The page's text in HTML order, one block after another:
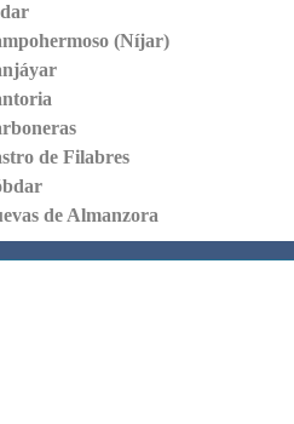
(Níjar)
de Filabres
de Almanzora